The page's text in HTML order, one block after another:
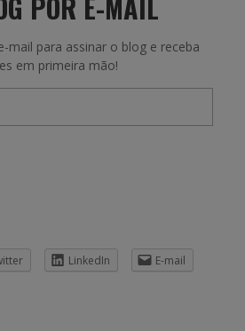
mail para assinar o blog e receba
em primeira mão!
LinkedIn
E-mail